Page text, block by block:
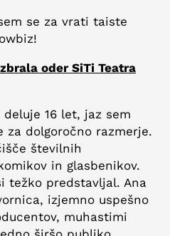
se za vrati taiste
oder SiTi Teatra
deluje 16 let, jaz sem
za dolgoročno razmerje.
številnih
in glasbenikov.
težko predstavljal. Ana
izjemno uspešno
muhastimi